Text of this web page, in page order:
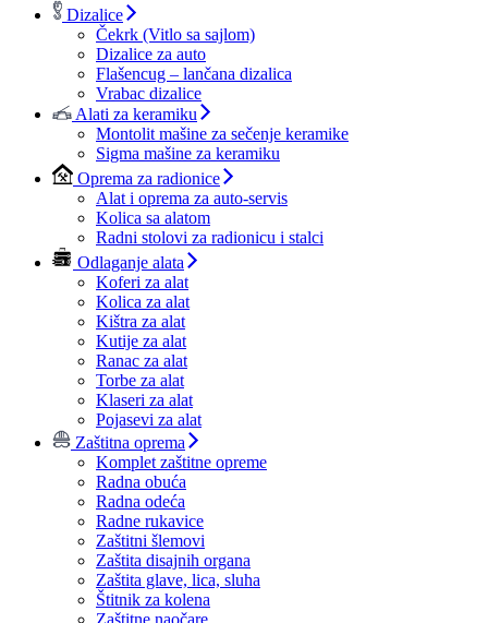
Dizalice
Čekrk (Vitlo sa sajlom)
Dizalice za auto
Flašencug – lančana dizalica
Vrabac dizalice
Alati za keramiku
Montolit mašine za sečenje keramike
Sigma mašine za keramiku
Oprema za radionice
Alat i oprema za auto-servis
Kolica sa alatom
Radni stolovi za radionicu i stalci
Odlaganje alata
Koferi za alat
Kolica za alat
Kištra za alat
Kutije za alat
Ranac za alat
Torbe za alat
Klaseri za alat
Pojasevi za alat
Zaštitna oprema
Komplet zaštitne opreme
Radna obuća
Radna odeća
Radne rukavice
Zaštitni šlemovi
Zaštita disajnih organa
Zaštita glave, lica, sluha
Štitnik za kolena
Zaštitne naočare